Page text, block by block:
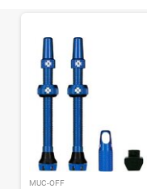
MUC-OFF